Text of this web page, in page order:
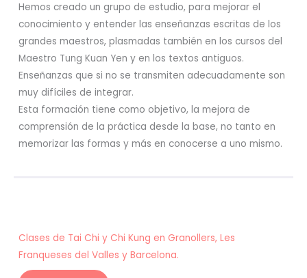
Hemos creado un grupo de estudio, para mejorar el
conocimiento y entender las enseñanzas escritas de los
grandes maestros, plasmadas también en los cursos del
Maestro Tung Kuan Yen y en los textos antiguos.
Enseñanzas que si no se transmiten adecuadamente son
muy difíciles de integrar.
Esta formación tiene como objetivo, la mejora de
comprensión de la práctica desde la base, no tanto en
memorizar las formas y más en conocerse a uno mismo.
Clases de Tai Chi y Chi Kung en Granollers, Les
Franqueses del Valles y Barcelona.